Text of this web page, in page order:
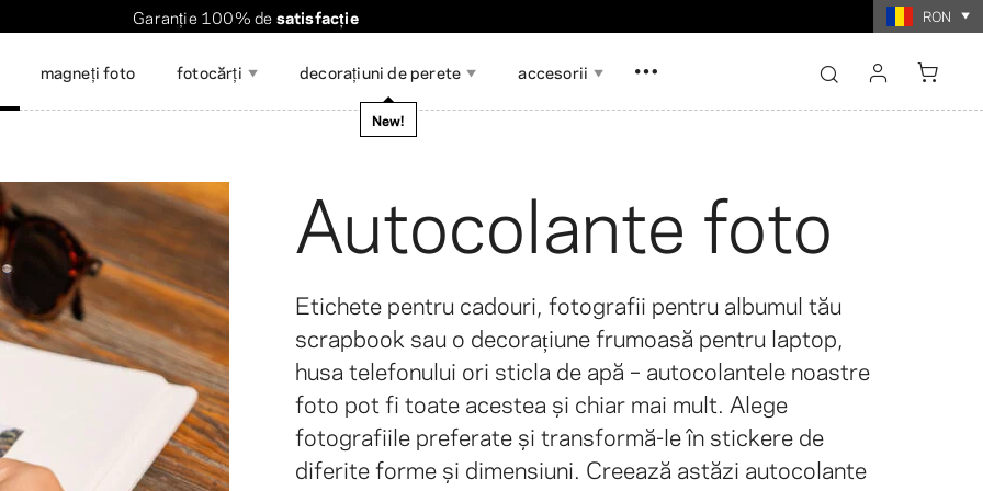
internațională. Livrare cu tarif redus pentru comenzi de peste $60
RON
foto Benzi foto
magneți foto fotocărți
Show all
decorațiuni de perete
New!
foto colaj Fotografii de format mare
Show all
accesorii
pentru expunerea
Calendar DIY
Show all
ocazii
sign in
Autocolante foto
Etichete pentru cadouri, fotografii pentru albumul tău
scrapbook sau o decorațiune frumoasă pentru laptop,
husa telefonului ori sticla de apă – autocolantele noastre
foto pot fi toate acestea și chiar mai mult. Alege
fotografiile preferate și transformă-le în stickere de
diferite forme și dimensiuni. Creează astăzi autocolante